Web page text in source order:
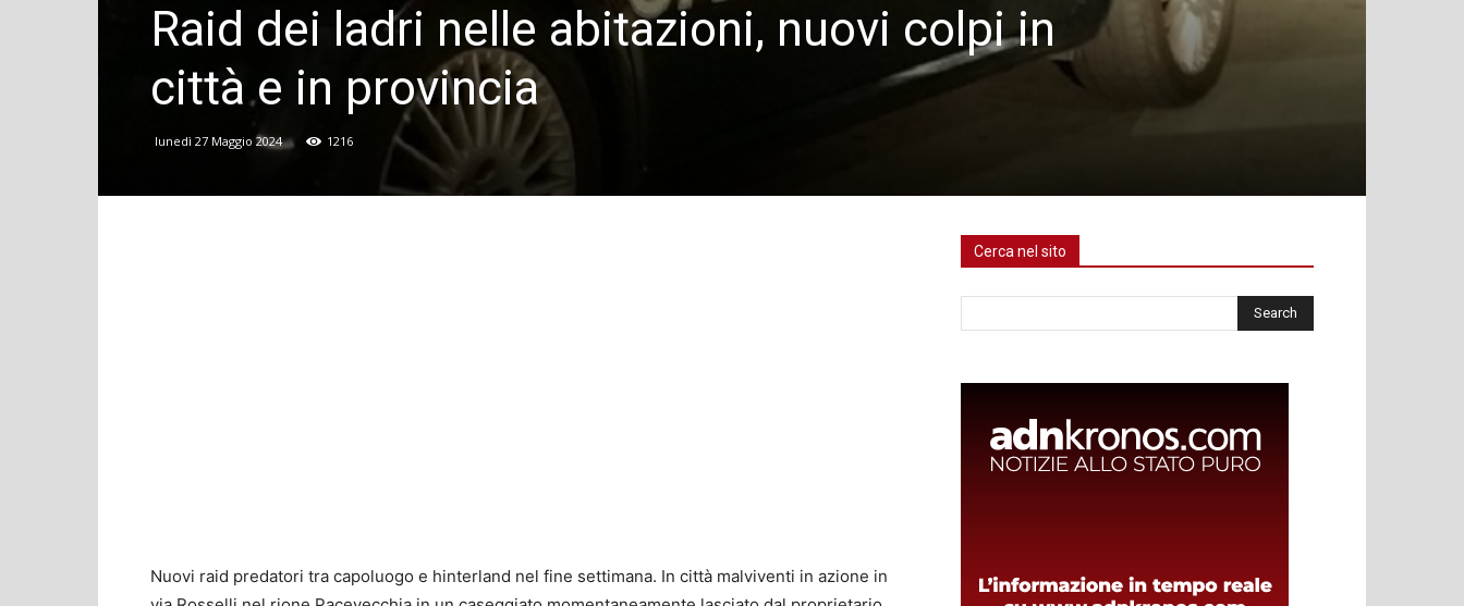
Raid dei ladri nelle abitazioni, nuovi colpi in
città e in provincia
lunedì 27 Maggio 2024 1216
Nuovi raid predatori tra capoluogo e hinterland nel fine settimana. In città malviventi in azione in
Cerca nel sito